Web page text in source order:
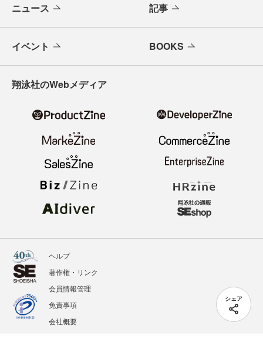
シェア
ニュース 記事
イベント BOOKS
翔泳社のWebメディア
ヘルプ
著作権・リンク
会員情報管理
免責事項
会社概要